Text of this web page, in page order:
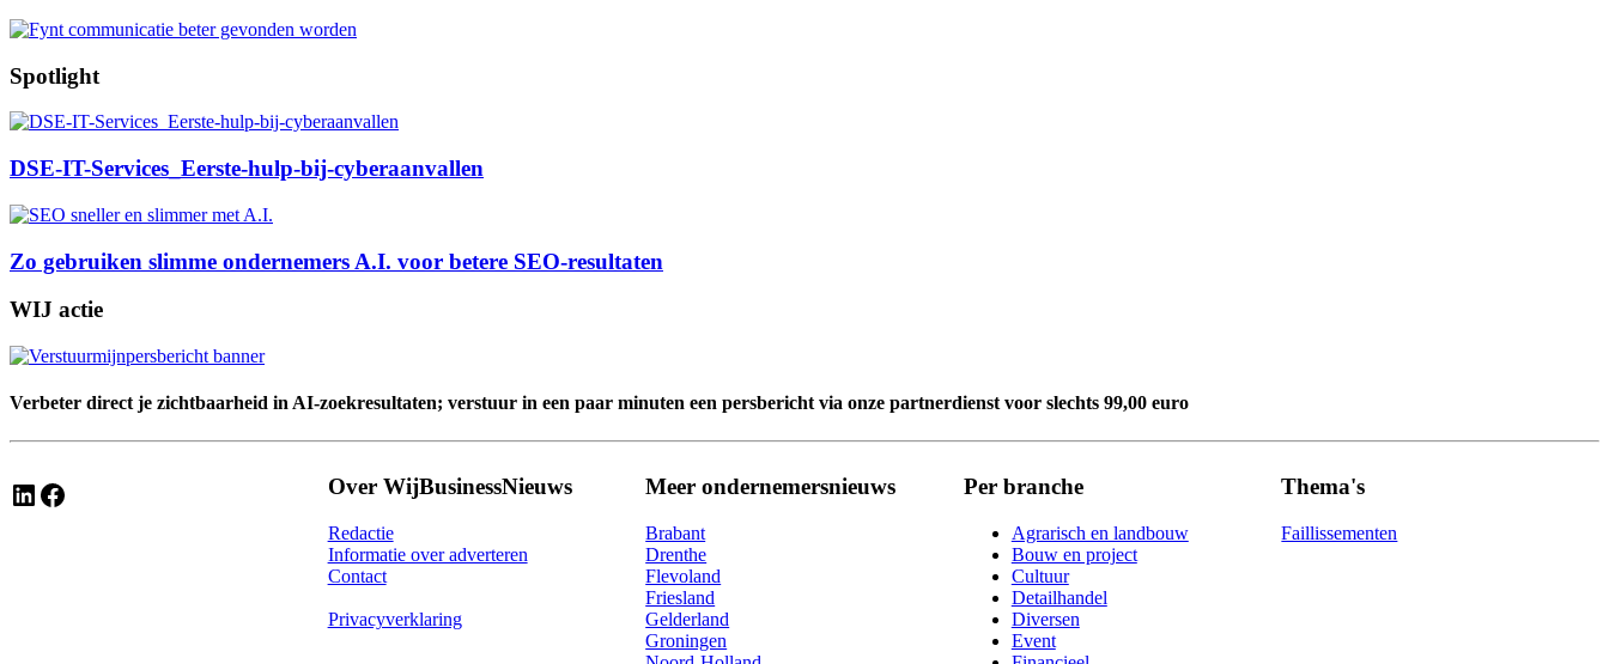
Spotlight
DSE-IT-Services_Eerste-hulp-bij-cyberaanvallen
Zo gebruiken slimme ondernemers A.I. voor betere SEO-resultaten
WIJ actie
Verbeter direct je zichtbaarheid in AI-zoekresultaten; verstuur in een paar minuten een persbericht via onze partnerdienst voor slechts 99,00 euro
LinkedIn Facebook Over WijBusinessNieuws
Redactie
Informatie over adverteren
Contact
Privacyverklaring
Meer ondernemersnieuws
Brabant
Drenthe
Flevoland
Friesland
Gelderland
Groningen
Per branche
Agrarisch en landbouw
Bouw en project
Cultuur
Detailhandel
Diversen
Event
Thema's
Faillissementen